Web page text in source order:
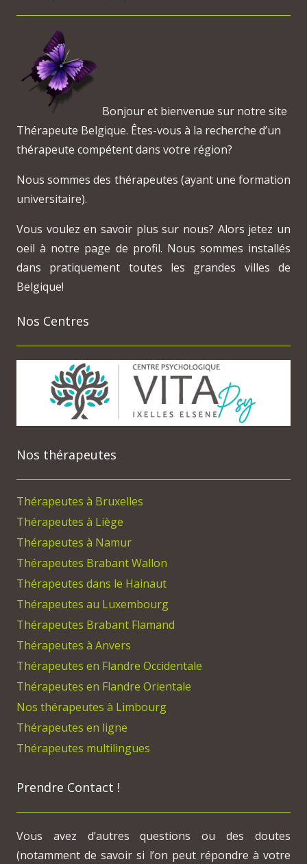
Bonjour et bienvenue sur notre site
Thérapeute Belgique. Êtes-vous à la recherche d’un
thérapeute compétent dans votre région?
Nous sommes des thérapeutes (ayant une formation
universitaire).
Vous voulez en savoir plus sur nous? Alors jetez un
oeil à notre page de profil. Nous sommes installés
dans pratiquement toutes les grandes villes de
Belgique!
Nos Centres
Nos thérapeutes
Thérapeutes à Bruxelles
Thérapeutes à Liège
Thérapeutes à Namur
Thérapeutes Brabant Wallon
Thérapeutes dans le Hainaut
Thérapeutes au Luxembourg
Thérapeutes Brabant Flamand
Thérapeutes à Anvers
Thérapeutes en Flandre Occidentale
Thérapeutes en Flandre Orientale
Nos thérapeutes à Limbourg
Thérapeutes en ligne
Thérapeutes multilingues
Prendre Contact !
Vous avez d’autres questions ou des doutes
(notamment de savoir si l’on peut répondre à votre